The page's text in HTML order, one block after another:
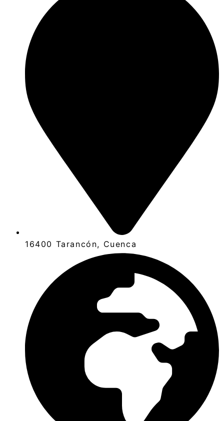
16400 Tarancón, Cuenca